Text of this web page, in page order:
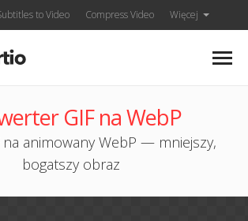
to Video Compress Video Więcej
GIF na WebP
na animowany WebP — mniejszy,
bogatszy obraz